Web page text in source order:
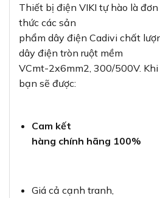
Thiết bị điện VIKI tự hào là
thức các sản
phẩm dây điện Cadivi chất
dây điện tròn ruột mềm
VCmt-2x6mm2, 300/500V. Khi
bạn sẽ được:
Cam kết
hàng chính hãng 100%
Giá cả cạnh tranh,